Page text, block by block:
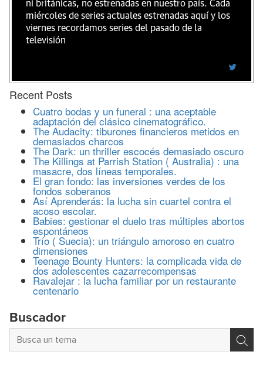
ni británicas, no estrenadas en nuestro país. Cada
miércoles de series actuales estrenadas aquí y los
viernes recordamos series del pasado de la
televisión
Recent Posts
Cuatro bodas y un funeral : una aceptable
adaptación del clásico cinematográfico.
The Audacity: tiburones financieros metidos en
demasiados charcos
The Dark: un thriller escocés demasiado oscuro
The Killings at Parrish Station ( Australia) : una
masacre, dos líneas temporales.
El gran fondo: las inversiones verdes de los
fondos soberanos
Así Aprenderás: la lucha sin cuartel contra el
acoso escolar.
Babies: gestionar el duelo tras múltiples abortos
espontáneos
Trío ( Suecia): un triángulo amoroso en cuatro
dimensiones
Teenage Bounty Hunters: la complicada vida de
dos adolescentes cazarrecompensas
Ravalejar : la lucha familiar por un restaurante
centenario
Buscador